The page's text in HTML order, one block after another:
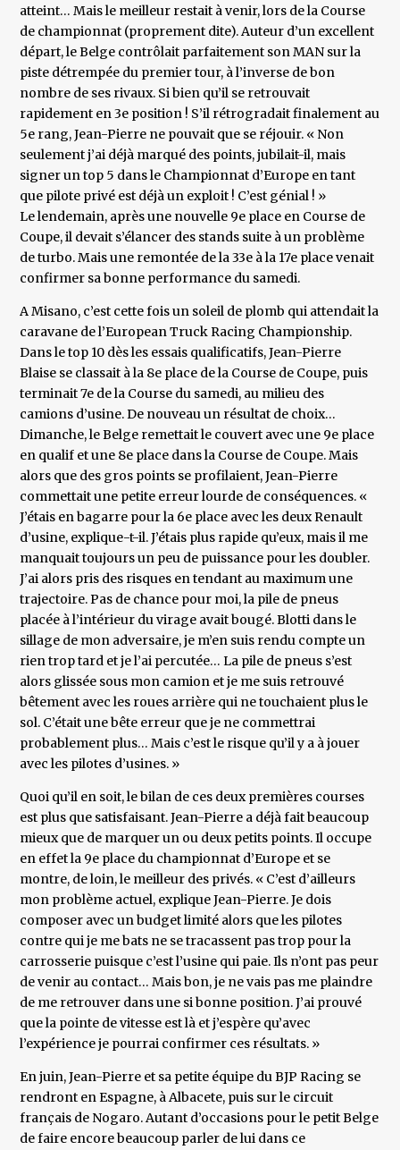
atteint… Mais le meilleur restait à venir, lors de la Course
de championnat (proprement dite). Auteur d’un excellent
départ, le Belge contrôlait parfaitement son MAN sur la
piste détrempée du premier tour, à l’inverse de bon
nombre de ses rivaux. Si bien qu’il se retrouvait
rapidement en 3e position ! S’il rétrogradait finalement au
5e rang, Jean-Pierre ne pouvait que se réjouir. « Non
seulement j’ai déjà marqué des points, jubilait-il, mais
signer un top 5 dans le Championnat d’Europe en tant
que pilote privé est déjà un exploit ! C’est génial ! »
Le lendemain, après une nouvelle 9e place en Course de
Coupe, il devait s’élancer des stands suite à un problème
de turbo. Mais une remontée de la 33e à la 17e place venait
confirmer sa bonne performance du samedi.
A Misano, c’est cette fois un soleil de plomb qui attendait la
caravane de l’European Truck Racing Championship.
Dans le top 10 dès les essais qualificatifs, Jean-Pierre
Blaise se classait à la 8e place de la Course de Coupe, puis
terminait 7e de la Course du samedi, au milieu des
camions d’usine. De nouveau un résultat de choix…
Dimanche, le Belge remettait le couvert avec une 9e place
en qualif et une 8e place dans la Course de Coupe. Mais
alors que des gros points se profilaient, Jean-Pierre
commettait une petite erreur lourde de conséquences. «
J’étais en bagarre pour la 6e place avec les deux Renault
d’usine, explique-t-il. J’étais plus rapide qu’eux, mais il me
manquait toujours un peu de puissance pour les doubler.
J’ai alors pris des risques en tendant au maximum une
trajectoire. Pas de chance pour moi, la pile de pneus
placée à l’intérieur du virage avait bougé. Blotti dans le
sillage de mon adversaire, je m’en suis rendu compte un
rien trop tard et je l’ai percutée… La pile de pneus s’est
alors glissée sous mon camion et je me suis retrouvé
bêtement avec les roues arrière qui ne touchaient plus le
sol. C’était une bête erreur que je ne commettrai
probablement plus… Mais c’est le risque qu’il y a à jouer
avec les pilotes d’usines. »
Quoi qu’il en soit, le bilan de ces deux premières courses
est plus que satisfaisant. Jean-Pierre a déjà fait beaucoup
mieux que de marquer un ou deux petits points. Il occupe
en effet la 9e place du championnat d’Europe et se
montre, de loin, le meilleur des privés. « C’est d’ailleurs
mon problème actuel, explique Jean-Pierre. Je dois
composer avec un budget limité alors que les pilotes
contre qui je me bats ne se tracassent pas trop pour la
carrosserie puisque c’est l’usine qui paie. Ils n’ont pas peur
de venir au contact… Mais bon, je ne vais pas me plaindre
de me retrouver dans une si bonne position. J’ai prouvé
que la pointe de vitesse est là et j’espère qu’avec
l’expérience je pourrai confirmer ces résultats. »
En juin, Jean-Pierre et sa petite équipe du BJP Racing se
rendront en Espagne, à Albacete, puis sur le circuit
français de Nogaro. Autant d’occasions pour le petit Belge
de faire encore beaucoup parler de lui dans ce